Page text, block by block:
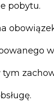
pobytu.